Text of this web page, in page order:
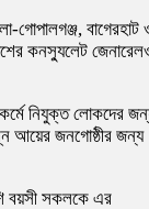
গোপালগঞ্জ, বাগেরহাট
কনস্যুলেট
কর্মে নিযুক্ত লোকদের
আয়ের জনগোষ্ঠীর জন্য
বয়সী সকলকে এর